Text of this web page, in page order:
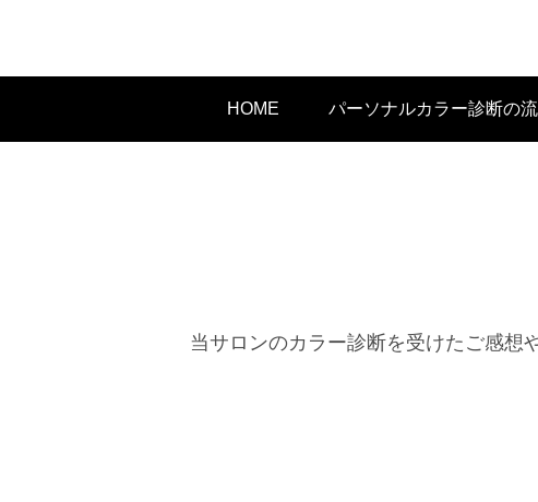
HOME パーソナルカラー診断の
当サロンのカラー診断を受けたご感想